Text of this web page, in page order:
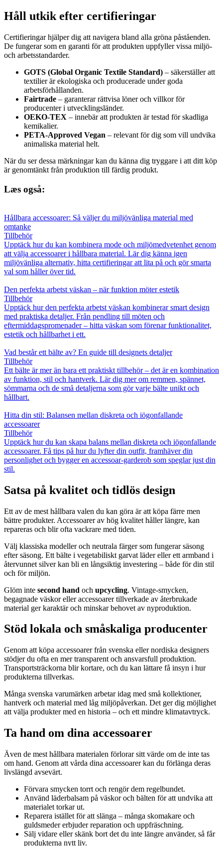
Håll utkik efter certifieringar
Certifieringar hjälper dig att navigera bland alla gröna påståenden.
De fungerar som en garanti för att produkten uppfyller vissa miljö-
och arbetsstandarder.
GOTS (Global Organic Textile Standard) – säkerställer att
textilier är ekologiska och producerade under goda
arbetsförhållanden.
Fairtrade – garanterar rättvisa löner och villkor för
producenter i utvecklingsländer.
OEKO-TEX – innebär att produkten är testad för skadliga
kemikalier.
PETA-Approved Vegan – relevant för dig som vill undvika
animaliska material helt.
När du ser dessa märkningar kan du känna dig tryggare i att ditt köp
är genomtänkt från produktion till färdig produkt.
Læs også:
Hållbara accessoarer: Så väljer du miljövänliga material med
omtanke
Tillbehör
Upptäck hur du kan kombinera mode och miljömedvetenhet genom
att välja accessoarer i hållbara material. Lär dig känna igen
miljövänliga alternativ, hitta certifieringar att lita på och gör smarta
val som håller över tid.
Den perfekta arbetst väskan – när funktion möter estetik
Tillbehör
Upptäck hur den perfekta arbetst väskan kombinerar smart design
med praktiska detaljer. Från pendling till möten och
eftermiddagspromenader – hitta väskan som förenar funktionalitet,
estetik och hållbarhet i ett.
Vad består ett bälte av? En guide till designets detaljer
Tillbehör
Ett bälte är mer än bara ett praktiskt tillbehör – det är en kombination
av funktion, stil och hantverk. Lär dig mer om remmen, spännet,
sömmarna och de små detaljerna som gör varje bälte unikt och
hållbart.
Hitta din stil: Balansen mellan diskreta och iögonfallande
accessoarer
Tillbehör
Upptäck hur du kan skapa balans mellan diskreta och iögonfallande
accessoarer. Få tips på hur du lyfter din outfit, framhäver din
personlighet och bygger en accessoar-garderob som speglar just din
stil.
Satsa på kvalitet och tidlös design
Ett av de mest hållbara valen du kan göra är att köpa färre men
bättre produkter. Accessoarer av hög kvalitet håller längre, kan
repareras och blir ofta vackrare med tiden.
Välj klassiska modeller och neutrala färger som fungerar säsong
efter säsong. Ett bälte i vegetabiliskt garvat läder eller ett armband i
återvunnet silver kan bli en långsiktig investering – både för din stil
och för miljön.
Glöm inte second hand och upcycling. Vintage-smycken,
begagnade väskor eller accessoarer tillverkade av återbrukade
material ger karaktär och minskar behovet av nyproduktion.
Stöd lokala och småskaliga producenter
Genom att köpa accessoarer från svenska eller nordiska designers
stödjer du ofta en mer transparent och ansvarsfull produktion.
Transportsträckorna blir kortare, och du kan lättare få insyn i hur
produkterna tillverkas.
Många svenska varumärken arbetar idag med små kollektioner,
hantverk och material med låg miljöpåverkan. Det ger dig möjlighet
att välja produkter med en historia – och ett mindre klimatavtryck.
Ta hand om dina accessoarer
Även de mest hållbara materialen förlorar sitt värde om de inte tas
om hand. Genom att vårda dina accessoarer kan du förlänga deras
livslängd avsevärt.
Förvara smycken torrt och rengör dem regelbundet.
Använd läderbalsam på väskor och bälten för att undvika att
materialet torkar ut.
Reparera istället för att slänga – många skomakare och
guldsmeder erbjuder reparation och uppfräschning.
Sälj vidare eller skänk bort det du inte längre använder, så får
produkterna nytt liv.